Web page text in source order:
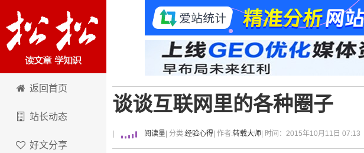
卢松松博客
返回首页
站长动态
好文分享
谈谈互联网里的各种圈子
阅读量 | 分类:经验心得 | 作者:转载大师 | 时间：2015年10月11日 07:13